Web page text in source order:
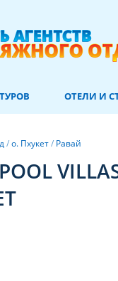
ОТЕЛИ И
/о. Пхукет/ Равай